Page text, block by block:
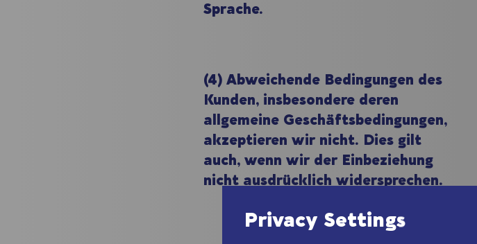
Sprache.
(4) Abweichende Bedingungen des
Kunden, insbesondere deren
allgemeine Geschäftsbedingungen,
akzeptieren wir nicht. Dies gilt
auch, wenn wir der Einbeziehung
nicht ausdrücklich widersprechen.
Privacy Settings